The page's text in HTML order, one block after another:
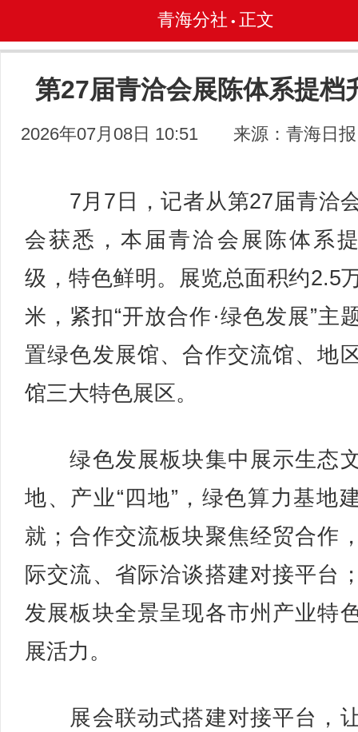
青海分社 • 正文
第27届青洽会展陈体系提档
2026年07月08日 10:51 来源：青海日报
7月7日，记者从第27届青洽
会获悉，本届青洽会展陈体系
级，特色鲜明。展览总面积约2.5
米，紧扣“开放合作·绿色发展”主
置绿色发展馆、合作交流馆、地
馆三大特色展区。
绿色发展板块集中展示生态
地、产业“四地”，绿色算力基地
就；合作交流板块聚焦经贸合作
际交流、省际洽谈搭建对接平台
发展板块全景呈现各市州产业特
展活力。
展会联动式搭建对接平台，